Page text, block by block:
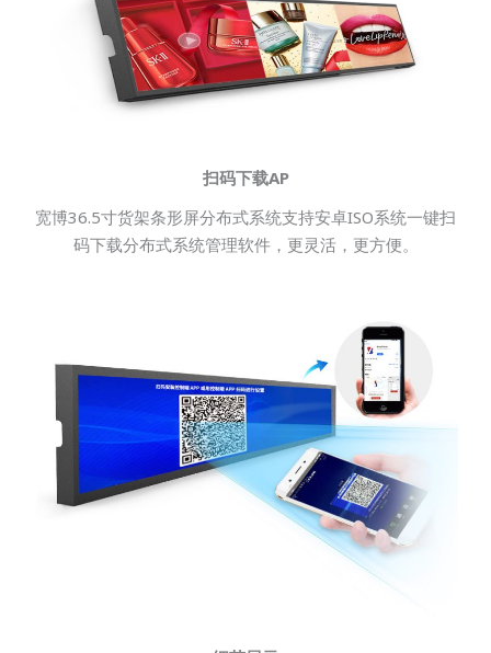
扫码下载AP
宽博36.5寸货架条形屏分布式系统支持安卓ISO系统一键扫
码下载分布式系统管理软件，更灵活，更方便。